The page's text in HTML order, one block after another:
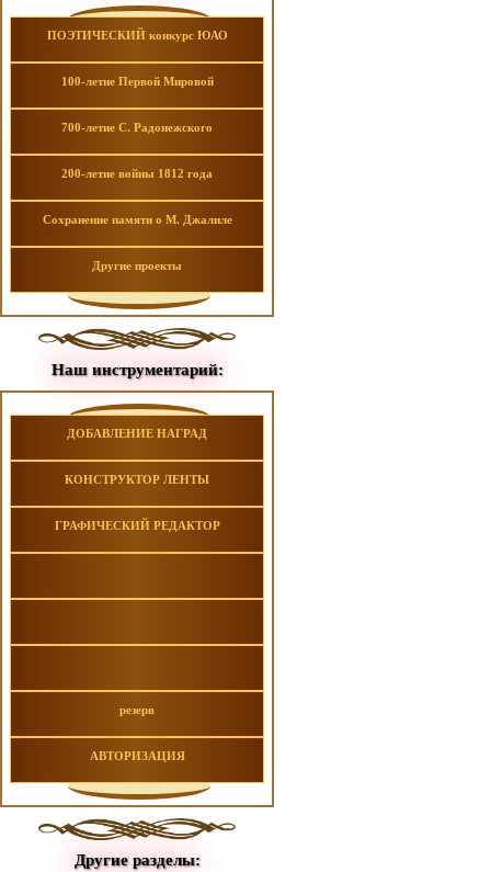
ПОЭТИЧЕСКИЙ конкурс ЮАО
100-летие Первой Мировой
700-летие С. Радонежского
200-летие войны 1812 года
Сохранение памяти о М. Джалиле
Другие проекты
Наш инструментарий:
ДОБАВЛЕНИЕ НАГРАД
КОНСТРУКТОР ЛЕНТЫ
ГРАФИЧЕСКИЙ РЕДАКТОР
резерв
АВТОРИЗАЦИЯ
Другие разделы: